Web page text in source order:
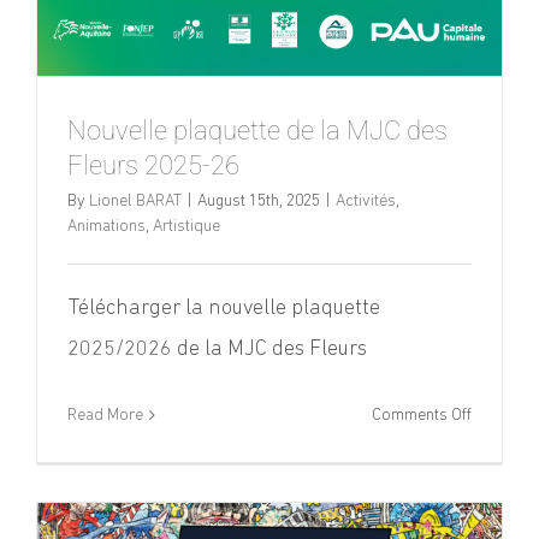
Nouvelle plaquette de la MJC des
Fleurs 2025-26
By Lionel BARAT August 15th, 2025 Activités,
Animations, Artistique
Télécharger la nouvelle plaquette
2025/2026 de la MJC des Fleurs
Read More Comments Offon
de